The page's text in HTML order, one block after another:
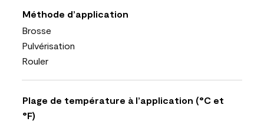
Méthode d’application
Brosse
Pulvérisation
Rouler
Plage de température à l’application (°C et
°F)